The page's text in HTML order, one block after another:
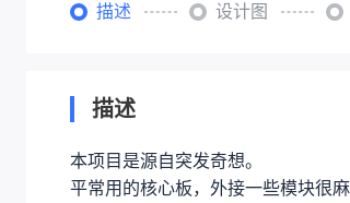
描述 设计图
描述
本项目是源自突发奇想。
平常用的核心板，外接一些模块很